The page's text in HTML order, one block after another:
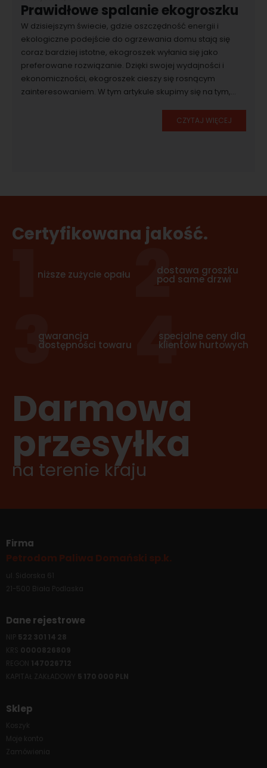
Prawidłowe spalanie ekogroszku
W dzisiejszym świecie, gdzie oszczędność energii i
ekologiczne podejście do ogrzewania domu stają się
coraz bardziej istotne, ekogroszek wyłania się jako
preferowane rozwiązanie. Dzięki swojej wydajności i
ekonomiczności, ekogroszek cieszy się rosnącym
zainteresowaniem. W tym artykule skupimy się na tym,...
CZYTAJ WIĘCEJ
Certyfikowana jakość.
niższe zużycie opału 2dostawa groszku
pod same drzwi
3
gwarancja
dostępności towaru 4
specjalne ceny dla
klientów hurtowych
Darmowa
przesyłka
na terenie kraju
Firma
Petrodom Paliwa Domański sp.k.
ul. Sidorska 61
21-500 Biała Podlaska
Dane rejestrowe
NIP 522 301 14 28
KRS
0000826809
REGON 147026712
KAPITAŁ ZAKŁADOWY 5 170 000 PLN
Sklep
Koszyk
Moje konto
Zamówienia